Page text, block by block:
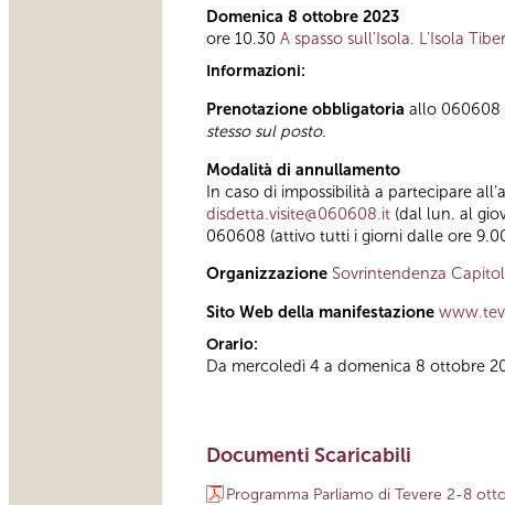
Domenica 8 ottobre 2023
ore 10.30 A spasso sull’Isola. L’Isola
Informazioni:
Prenotazione obbligatoria allo 060608
stesso sul posto.
Modalità di annullamento
In caso di impossibilità a partecipare
disdetta.visite@060608.it (dal lun. al
060608 (attivo tutti i giorni dalle ore
Organizzazione Sovrintendenza
Sito Web della manifestazione
Orario:
Da mercoledì 4 a domenica 8 ottobre
Documenti Scaricabili
Programma Parliamo di Tevere 2-8